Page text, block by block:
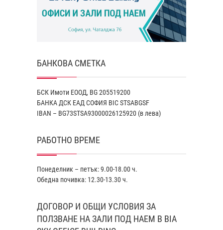
БАНКОВА СМЕТКА
БСК Имоти ЕООД, BG 205519200
БАНКА ДСК EАД СОФИЯ BIC STSABGSF
IBAN – BG73STSA93000026125920 (в лева)
РАБОТНО ВРЕМЕ
Понеделник – петък: 9.00-18.00 ч.
Обедна почивка: 12.30-13.30 ч.
ДОГОВОР И ОБЩИ УСЛОВИЯ ЗА
ПОЛЗВАНЕ НА ЗАЛИ ПОД НАЕМ В BIA